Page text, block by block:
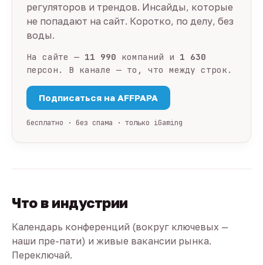
регуляторов и трендов. Инсайды, которые
не попадают на сайт. Коротко, по делу, без
воды.
На сайте — 11 990 компаний и 1 630
персон. В канале — то, что между строк.
Подписаться на AFFPAPA
бесплатно · без спама · только iGaming
Что в индустрии
Календарь конференций (вокруг ключевых —
наши пре-пати) и живые вакансии рынка.
Переключай.